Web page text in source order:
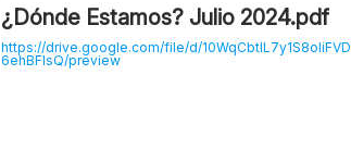
¿Dónde Estamos? Julio 2024.pdf
https://drive.google.com/file/d/
6ehBFlsQ/preview